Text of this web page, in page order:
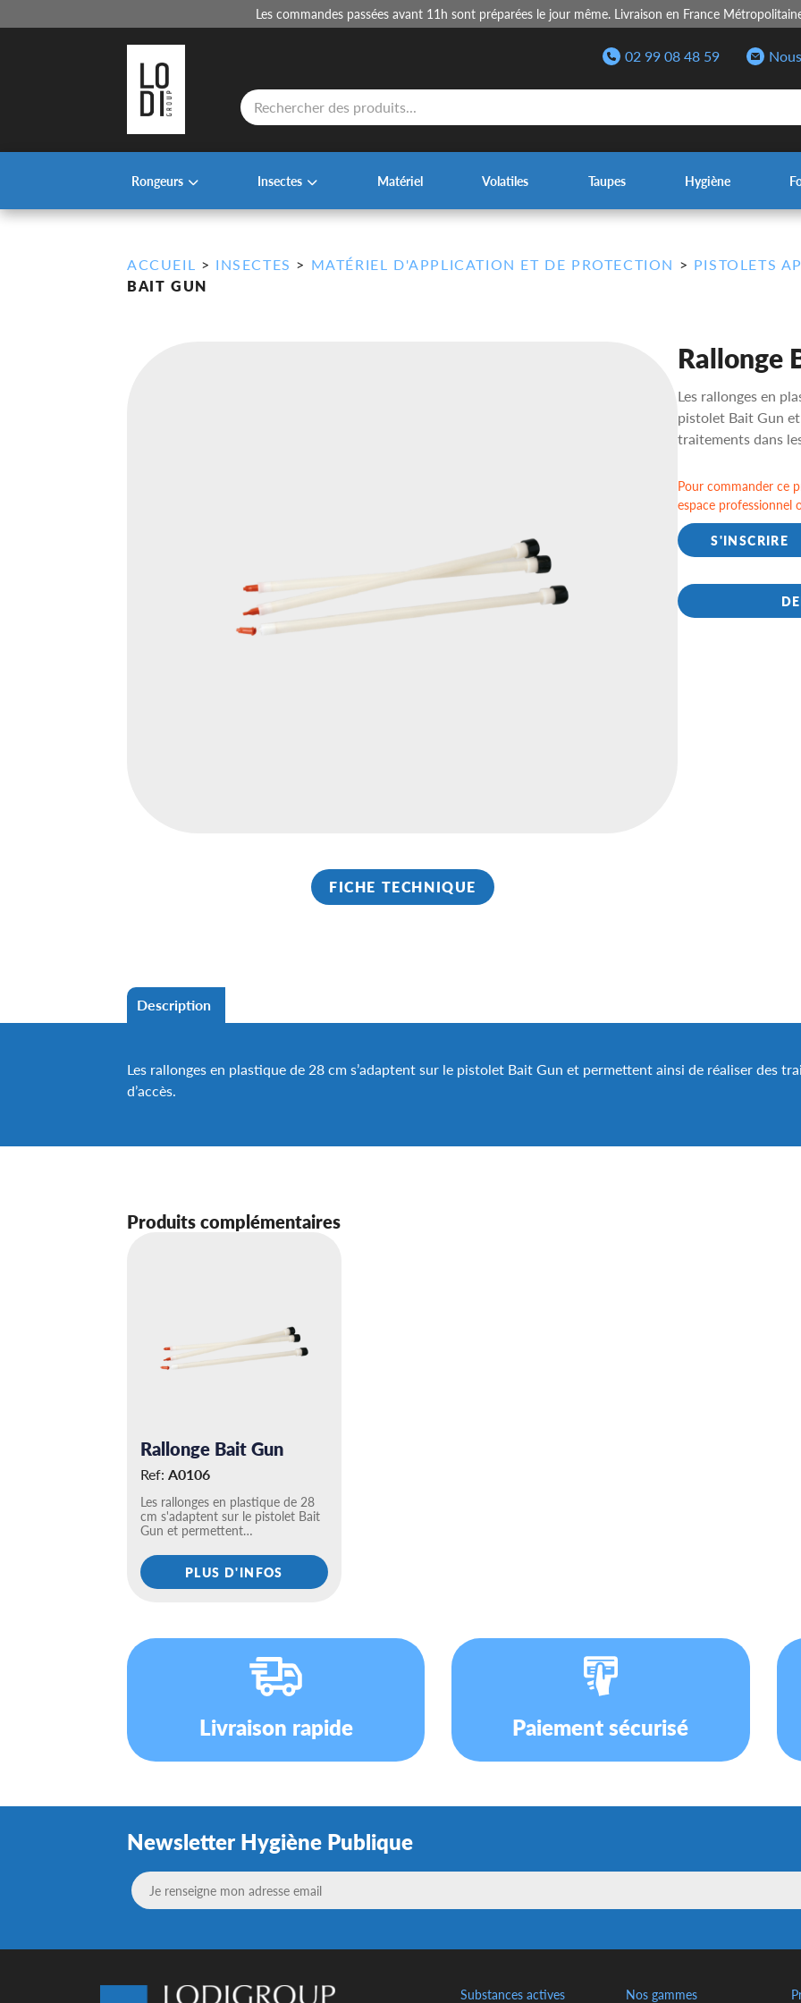
Les commandes passées avant 11h sont préparées le jour même. Livraison en France
02 99 08 48 59
Recherche
de
produits
Rongeurs Insectes Matériel Volatiles Taupes Hygiène
ACCUEIL > INSECTES > MATÉRIEL D'APPLICATION ET DE PROTECTION > PISTOLETS
BAIT GUN
FICHE TECHNIQUE
Rallonge
Les rallonges en
pistolet Bait Gun
traitements dans
Pour commander ce
espace professionnel
S'INSCRIRE
Description
Les rallonges en plastique de 28 cm s’adaptent sur le pistolet Bait Gun et permettent ainsi de réaliser des
d’accès.
Produits complémentaires
Rallonge Bait Gun
Ref: A0106
Les rallonges en plastique de 28
cm s'adaptent sur le pistolet Bait
Gun et permettent…
PLUS D'INFOS
Livraison rapide Paiement sécurisé
Newsletter Hygiène Publique
Substances actives Nos gammes